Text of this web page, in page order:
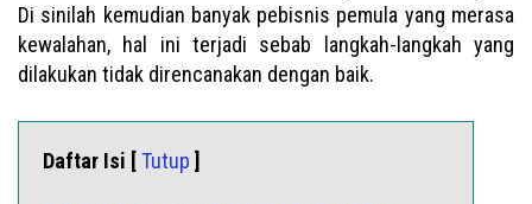
Di sinilah kemudian banyak pebisnis pemula yang merasa
kewalahan, hal ini terjadi sebab langkah-langkah yang
dilakukan tidak direncanakan dengan baik.
Daftar Isi [Tutup ]